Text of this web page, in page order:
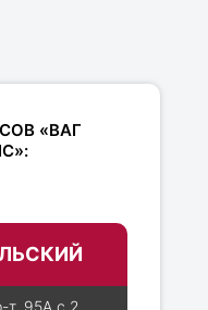
«ВАГ
т, 95А с.2